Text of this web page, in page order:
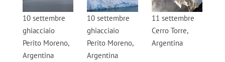
10 settembre
ghiacciaio
Perito Moreno,
Argentina
10 settembre
ghiacciaio
Perito Moreno,
Argentina
11 settembre
Cerro Torre,
Argentina